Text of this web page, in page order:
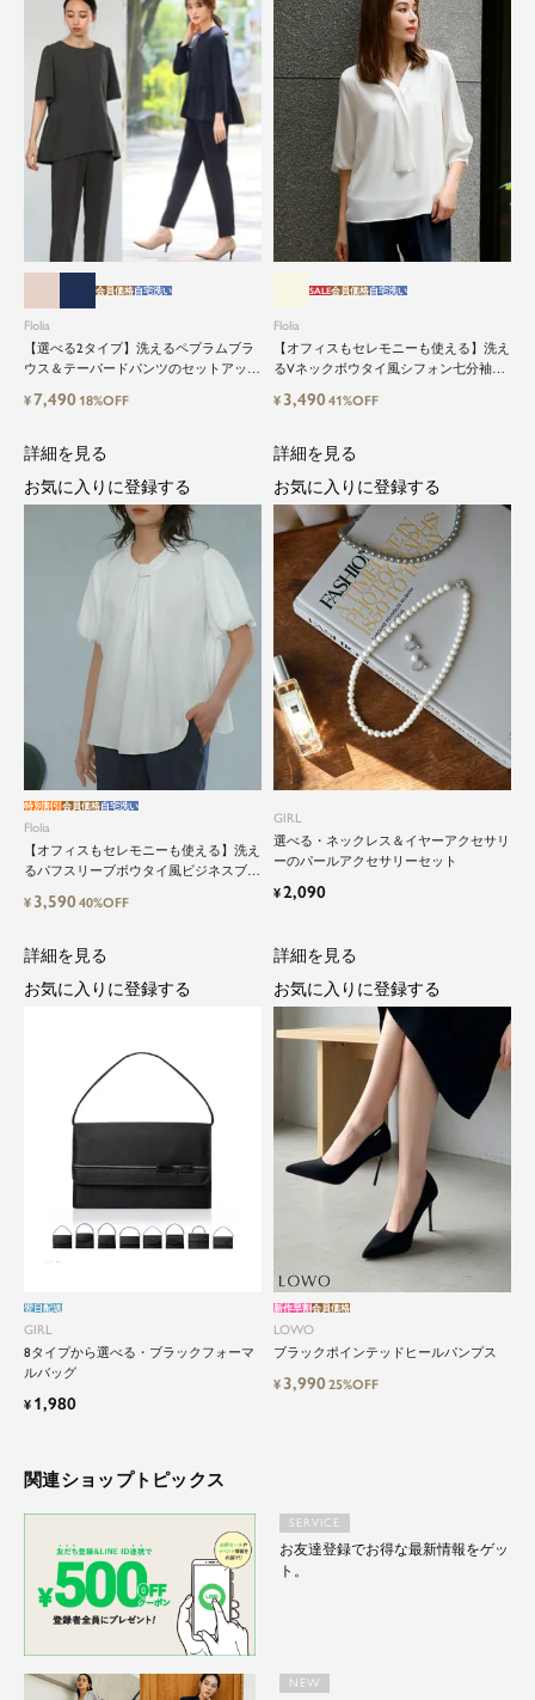
鮮度アップを重ねつづける、大人の女
性のためのスーツファッション
オフィスやマザーシーンで活躍するセレモニース
ーツ。気負わずに着て頂ける素敵な一枚...それが
Floliaの提案するスーツです。
品よく艶やかに着こなすことのできる女性らしい
セットアップから、故人を偲ぶのに相応しい洗練
感のあるブラックフォーマルまで幅広くご提案さ
close
Flolia
【選べる2タイプ】洗えるペプラムブラ
ウス＆テーパードパンツのセットアップ
会員価格自宅洗い
¥7,490 18%OFF
Flolia
【オフィスもセレモニーも使える】洗え
るVネックボウタイ風シフォン七分袖ビ
SALE会員価格自宅洗い
¥ 3,49041%OFF
Flolia
【オフィスもセレモニーも使える】洗え
るパフスリーブボウタイ風ビジネスブラ
特別割引会員価格自宅洗い
¥ 3,59040%OFF
詳細を見る
お気に入りに登録する
GIRL
選べる・ネックレス＆イヤーアクセサリ
ーのパールアクセサリーセット
¥2,090
詳細を見る
お気に入りに登録する
GIRL
8タイプから選べる・ブラックフォーマ
ルバッグ
翌日配送
¥ 1,980
詳細を見る
お気に入りに登録する
LOWO
ブラックポインテッドヒールパンプス
新作早割会員価格
¥ 3,99025%OFF
詳細を見る
お気に入りに登録する
関連ショップトピックス
SERVICE
お友達登録でお得な最新情報をゲッ
ト。
NEW